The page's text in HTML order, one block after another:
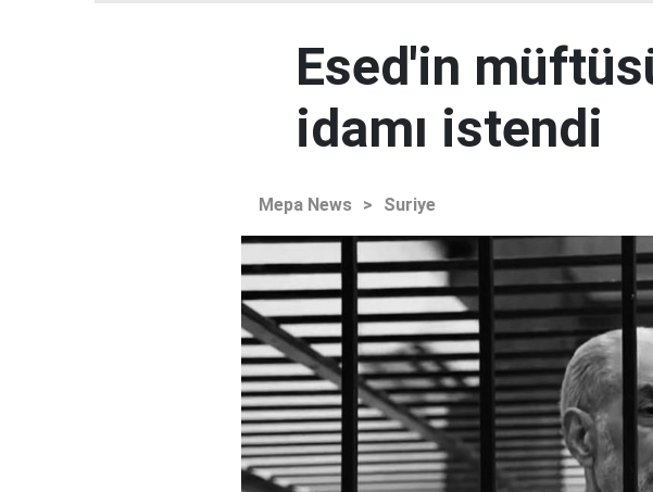
Esed'in
idamı istendi
Mepa News > Suriye